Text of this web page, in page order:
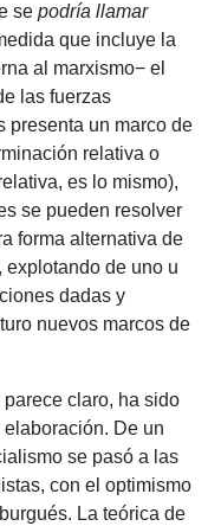
se podría llamar
que incluye la
al marxismo− el
las fuerzas
presenta un marco de
relativa o
es lo mismo),
se pueden resolver
forma alternativa de
de uno u
dadas y
nuevos marcos de
parece claro, ha sido
elaboración. De un
se pasó a las
con el optimismo
La teórica de